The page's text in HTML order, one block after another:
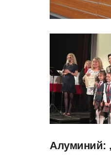
Алуминий: